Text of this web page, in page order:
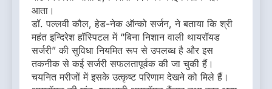
आता।
डॉ. पल्लवी कौल, हेड-नेक ऑन्को सर्जन, ने बताया कि श्री
महंत इन्दिरेश हॉस्पिटल में “बिना निशान वाली थायरॉयड
सर्जरी” की सुविधा नियमित रूप से उपलब्ध है और इस
तकनीक से कई सर्जरी सफलतापूर्वक की जा चुकी हैं।
चयनित मरीजों में इसके उत्कृष्ट परिणाम देखने को मिले हैं।